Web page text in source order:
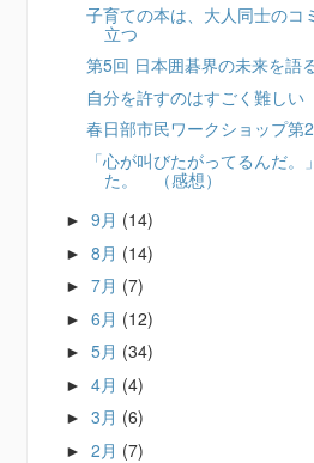
子育ての本は、大人同士のコ
立つ
第5回 日本囲碁界の未来を語
自分を許すのはすごく難しい
春日部市民ワークショップ第
「心が叫びたがってるんだ
た。 （感想）
►9月 (14)
►8月 (14)
►7月 (7)
►6月 (12)
►5月 (34)
►4月 (4)
►3月 (6)
►2月 (7)